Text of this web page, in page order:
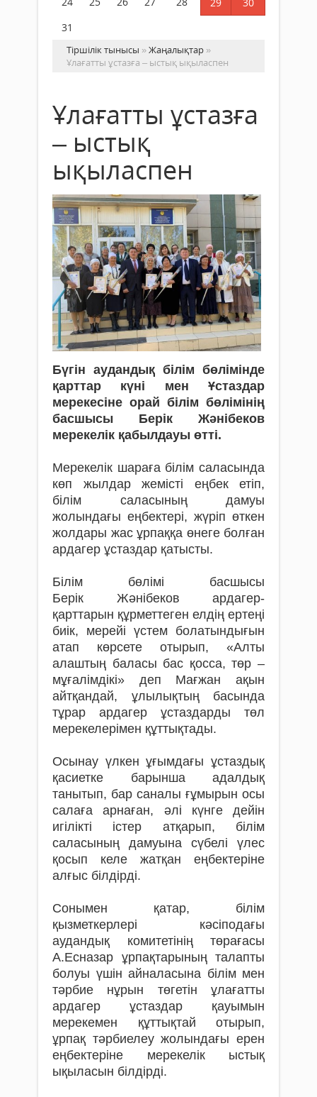
31
Тіршілік тынысы »Жаңалықтар »
Ұлағатты ұстазға – ыстық ықыласпен
Ұлағатты ұстазға
– ыстық
ықыласпен
Бүгін аудандық білім бөлімінде
қарттар күні мен Ұстаздар
мерекесіне орай білім бөлімінің
басшысы Берік Жәнібеков
мерекелік қабылдауы өтті.
Мерекелік шараға білім саласында
көп жылдар жемісті еңбек етіп,
білім саласының дамуы
жолындағы еңбектері, жүріп өткен
жолдары жас ұрпаққа өнеге болған
ардагер ұстаздар қатысты.
Білім бөлімі басшысы
Берік Жәнібеков ардагер-
қарттарын құрметтеген елдің ертеңі
биік, мерейі үстем болатындығын
атап көрсете отырып, «Алты
алаштың баласы бас қосса, төр –
мұғалімдікі» деп Мағжан ақын
айтқандай, ұлылықтың басында
тұрар ардагер ұстаздарды төл
мерекелерімен құттықтады.
Осынау үлкен ұғымдағы ұстаздық
қасиетке барынша адалдық
танытып, бар саналы ғұмырын осы
салаға арнаған, әлі күнге дейін
игілікті істер атқарып, білім
саласының дамуына сүбелі үлес
қосып келе жатқан еңбектеріне
алғыс білдірді.
Сонымен қатар, білім
қызметкерлері кәсіподағы
аудандық комитетінің төрағасы
А.Есназар ұрпақтарының талапты
болуы үшін айналасына білім мен
тәрбие нұрын төгетін ұлағатты
ардагер ұстаздар қауымын
мерекемен құттықтай отырып,
ұрпақ тәрбиелеу жолындағы ерен
еңбектеріне мерекелік ыстық
ықыласын білдірді.